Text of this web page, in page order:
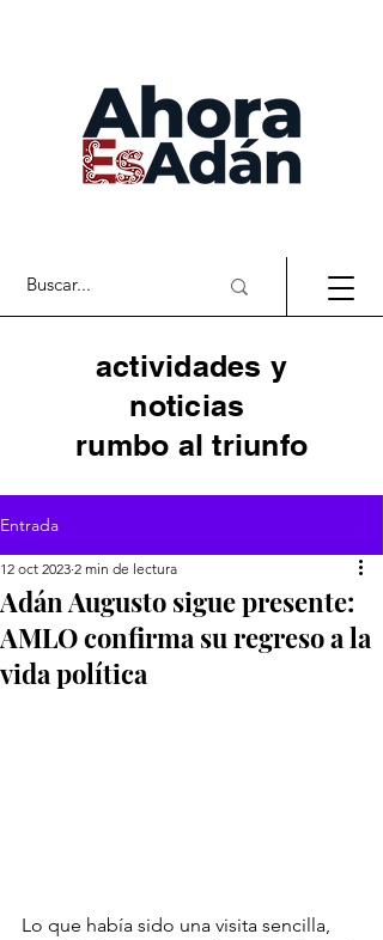
actividades y
noticias
rumbo al triunfo
Entrada
Adán Augusto sigue presente:
AMLO confirma su regreso a la
vida política
12 oct 2023 2 min de lectura
Lo que había sido una visita sencilla,